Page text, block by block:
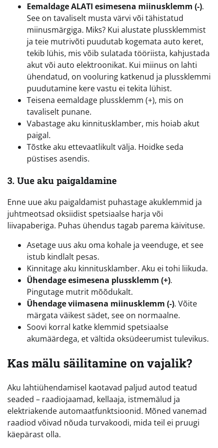
Eemaldage ALATI esimesena miinusklemm (-).
See on tavaliselt musta värvi või tähistatud
miinusmärgiga. Miks? Kui alustate plussklemmist
ja teie mutrivõti puudutab kogemata auto keret,
tekib lühis, mis võib sulatada tööriista, kahjustada
akut või auto elektroonikat. Kui miinus on lahti
ühendatud, on vooluring katkenud ja plussklemmi
puudutamine kere vastu ei tekita lühist.
Teisena eemaldage plussklemm (+), mis on
tavaliselt punane.
Vabastage aku kinnitusklamber, mis hoiab akut
paigal.
Tõstke aku ettevaatlikult välja. Hoidke seda
püstises asendis.
3. Uue aku paigaldamine
Enne uue aku paigaldamist puhastage akuklemmid ja
juhtmeotsad oksiidist spetsiaalse harja või
liivapaberiga. Puhas ühendus tagab parema käivituse.
Asetage uus aku oma kohale ja veenduge, et see
istub kindlalt pesas.
Kinnitage aku kinnitusklamber. Aku ei tohi liikuda.
Ühendage esimesena plussklemm (+).
Pingutage mutrit mõõdukalt.
Ühendage viimasena miinusklemm (-). Võite
märgata väikest sädet, see on normaalne.
Soovi korral katke klemmid spetsiaalse
akumäärdega, et vältida oksüdeerumist tulevikus.
Kas mälu säilitamine on vajalik?
Aku lahtiühendamisel kaotavad paljud autod teatud
seaded – raadiojaamad, kellaaja, istmemälud ja
elektriakende automaatfunktsioonid. Mõned vanemad
raadiod võivad nõuda turvakoodi, mida teil ei pruugi
käepärast olla.